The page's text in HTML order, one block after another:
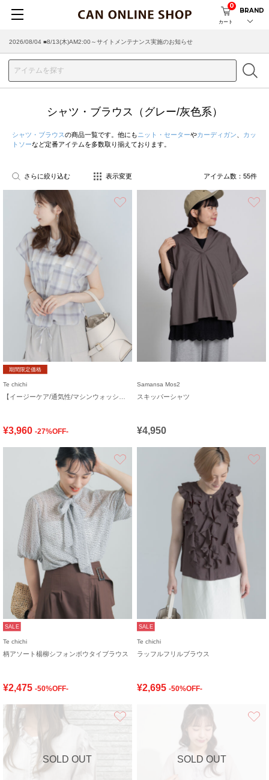
カート
0
BRAND
2026/07/29 ■【お知らせ】ヤマト運輸の配送遅延・停止について
シャツ・ブラウス（グレー/灰色系）
シャツ・ブラウスの商品一覧です。他にも ニット・セーターやカーディガン
カッ
トソーなど定番アイテムを多数取り揃えております。
さらに絞り込む 表示変更 アイテム数： 55件
期間限定価格
Te chichi
¥3,960 -27%OFF-
Samansa Mos2
スキッパーシャツ
¥4,950
SALE
Te chichi
柄アソート楊柳シフォンボウタイブラウス
¥2,475 -50%OFF-
SALE
Te chichi
ラッフルフリルブラウス
¥2,695 -50%OFF-
SOLD OUT SOLD OUT